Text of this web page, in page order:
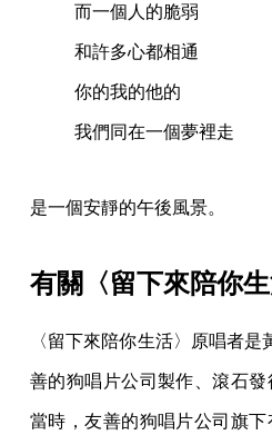
而一個人的脆弱
和許多心都相通
你的我的他的
我們同在一個夢裡走
是一個安靜的午後風景。
有關〈留下來陪你生
〈留下來陪你生活〉原唱者是
善的狗唱片公司製作、滾石發
當時，友善的狗唱片公司旗